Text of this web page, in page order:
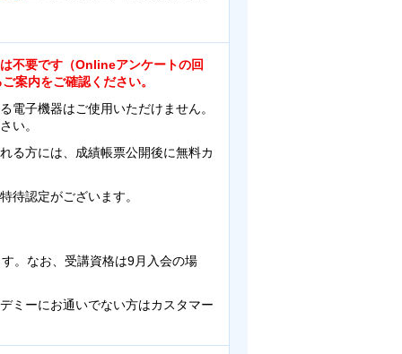
不要です（Onlineアンケートの回
案内をご確認ください。
電子機器はご使用いただけません。
い。
る方には、成績帳票公開後に無料カ
待認定がございます。
。なお、受講資格は9月入会の場
ミーにお通いでない方はカスタマー